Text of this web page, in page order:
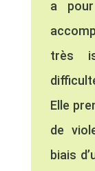
a
très
Elle
de
biais